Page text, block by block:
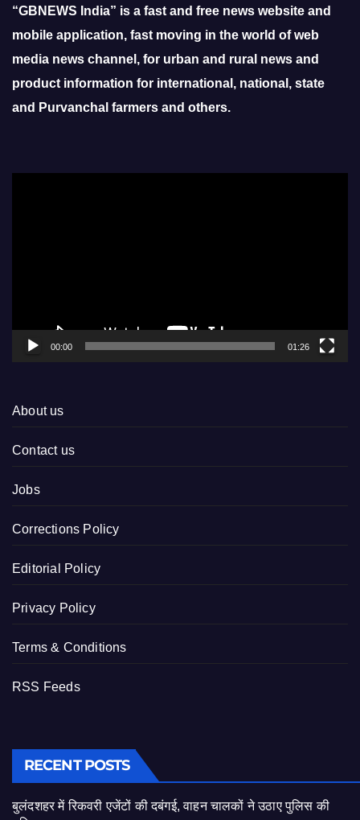
“GBNEWS India” is a fast and free news website and
mobile application, fast moving in the world of web
media news channel, for urban and rural news and
product information for international, national, state
and Purvanchal farmers and others.
00:00 01:26
About us
Contact us
Jobs
Corrections Policy
Editorial Policy
Privacy Policy
Terms & Conditions
RSS Feeds
RECENT POSTS
बुलंदशहर में रिकवरी एजेंटों की दबंगई, वाहन चालकों ने उठाए पुलिस की